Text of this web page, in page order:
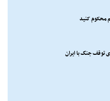
محکوم کنید